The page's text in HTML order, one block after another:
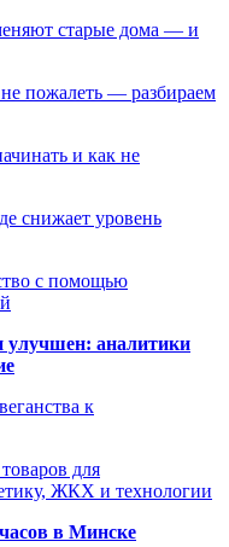
старые дома — и
пожалеть — разбираем
и как не
снижает уровень
с помощью
улучшен: аналитики
к
для
ЖКХ и технологии
в Минске